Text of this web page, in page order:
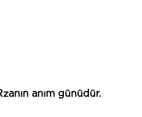
anım günüdür.